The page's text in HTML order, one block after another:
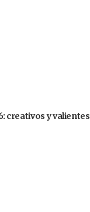
creativos y valientes